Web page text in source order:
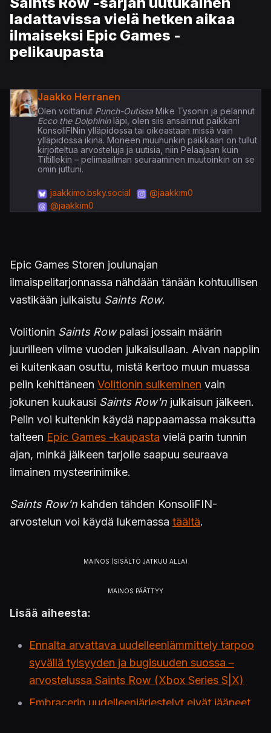
ladattavissa vielä hetken aikaa
ilmaiseksi Epic Games -
pelikaupasta
Jaakko Herranen
Olen voittanutPunch-OutissaMike Tysonin ja pelannut
Ecco the Dolphininläpi, olen siis ansainnut paikkani
KonsoliFINin ylläpidossa tai oikeastaan missä vain
ylläpidossa ikinä. Moneen muuhunkin paikkaan on tullut
kirjoiteltua arvosteluja ja uutisia, niin Pelaajaan kuin
Tiltillekin – pelimaailman seuraaminen muutoinkin on se
omin juttuni.
jaakkimo.bsky.social
@jaakkim0
@jaakkim0
Epic Games Storen joulunajan
ilmaispelitarjonnassa nähdään tänään kohtuullisen
vastikään julkaistu Saints Row.
Volitionin Saints Rowpalasi jossain määrin
juurilleen viime vuoden julkaisullaan. Aivan nappiin
ei kuitenkaan osuttu, mistä kertoo muun muassa
pelin kehittäneen Volitionin sulkeminen vain
jokunen kuukausi Saints Row'n julkaisun jälkeen.
Pelin voi kuitenkin käydä nappaamassa maksutta
talteen Epic Games -kaupasta vielä parin tunnin
ajan, minkä jälkeen tarjolle saapuu seuraava
ilmainen mysteerinimike.
Saints Row'n kahden tähden KonsoliFIN-
arvostelun voi käydä lukemassa täältä.
Lisää aiheesta:
Ennalta arvattava uudelleenlämmittely tarpoo
syvällä tylsyyden ja bugisuuden suossa –
arvostelussa Saints Row (Xbox Series S|X)
Embracerin uudelleenjärjestelyt eivät jääneet